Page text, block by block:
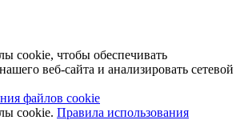
cookie, чтобы обеспечивать
веб-сайта и анализировать сетевой
файлов cookie
cookie. Правила использования